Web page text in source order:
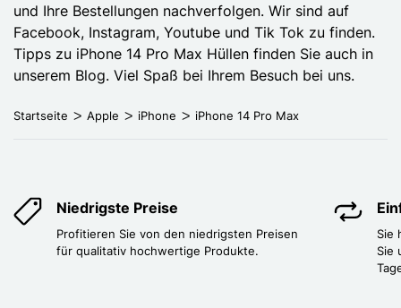
und Ihre Bestellungen nachverfolgen. Wir sind auf
Facebook, Instagram, Youtube und Tik Tok zu finden.
Tipps zu iPhone 14 Pro Max Hüllen finden Sie auch in
unserem Blog. Viel Spaß bei Ihrem Besuch bei uns.
Startseite Apple iPhone iPhone 14 Pro Max
Niedrigste Preise
Profitieren Sie von den niedrigsten Preisen
für qualitativ hochwertige Produkte.
Sie
Sie